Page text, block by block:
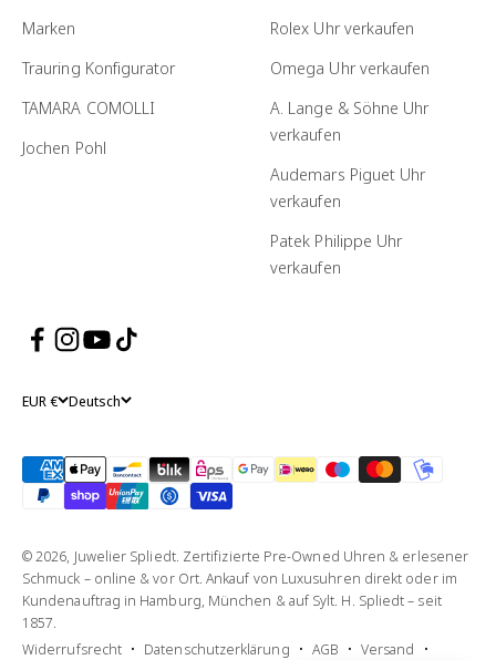
Marken
Trauring Konfigurator
TAMARA COMOLLI
Jochen Pohl
Rolex Uhr verkaufen
Omega Uhr verkaufen
A. Lange & Söhne Uhr
verkaufen
Audemars Piguet Uhr
verkaufen
Patek Philippe Uhr
verkaufen
EUR € Deutsch
© 2026, Juwelier Spliedt. Zertifizierte Pre-Owned Uhren & erlesener
Schmuck – online & vor Ort. Ankauf von Luxusuhren direkt oder im
Kundenauftrag in Hamburg, München & auf Sylt. H. Spliedt – seit
1857.
Widerrufsrecht
Datenschutzerklärung AGB Versand